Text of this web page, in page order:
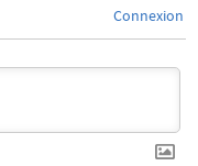
Connexion